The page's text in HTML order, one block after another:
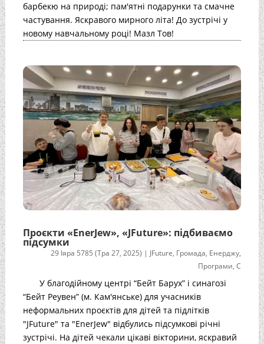
барбекю на природі; пам'ятні подарунки та смачне
частування. Яскравого мирного літа! До зустрічі у
новому навчальному році! Мазл Тов!
Проєкти «EnerJew», «JFuture»: підбиваємо
підсумки
29 Іяра 5785 (Тра 27, 2025) | JFuture, Громада, Енерджу,
Програми,С
У благодійному центрі “Бейт Барух” і синагозі
“Бейт Реувен” (м. Кам'янське) для учасників
неформальних проєктів для дітей та підлітків
"JFuture" та "EnerJew" відбулись підсумкові річні
зустрічі. На дітей чекали цікаві вікторини, яскравий